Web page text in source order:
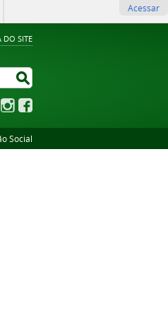
DO SITE
Acessar
YouTubeInstagram
Social